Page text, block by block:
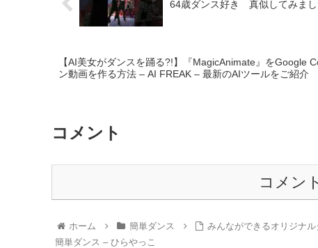
64歳ダンス好き 真似してみま
【AI美女がダンスを踊る?!】『MagicAnimate』をGoogle
ン動画を作る方法 – AI FREAK – 最新のAIツールをご紹介
コメント
コメン
ホーム 簡単ダンス
みんなができるオリジナ
簡単ダンス – ひらやっこ